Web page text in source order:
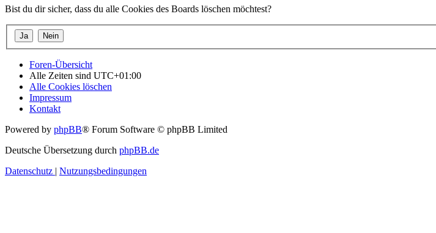
Bist du dir sicher, dass du alle Cookies des Boards löschen möchtest?
Foren-Übersicht
Alle Zeiten sind UTC+01:00
Alle Cookies löschen
Impressum
Kontakt
Powered by phpBB® Forum Software © phpBB Limited
Deutsche Übersetzung durch phpBB.de
Datenschutz | Nutzungsbedingungen